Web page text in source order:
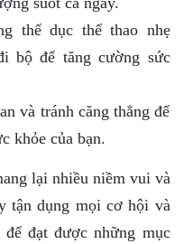
thể dục thể thao nhẹ
bộ để tăng cường sức
và tránh căng thẳng để
khỏe của bạn.
lại nhiều niềm vui và
tận dụng mọi cơ hội và
đạt được những mục